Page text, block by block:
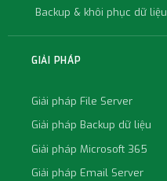
Backup & khôi phục dữ liệu
GIẢI PHÁP
Giải pháp File Server
Giải pháp Backup dữ liệu
Giải pháp Microsoft 365
Giải pháp Email Server